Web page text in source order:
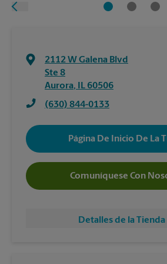
2112 W Galena Blvd
Ste 8
Aurora, IL 60506
(630) 844-0133
Página De Inicio De La
Comuníquese Con
Detalles de la Tienda